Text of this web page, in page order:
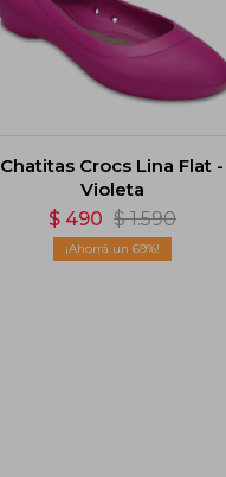
Chatitas Crocs Lina Flat -
Violeta
$ 490 $ 1.590
69